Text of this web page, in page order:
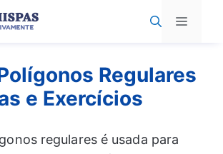
Menu
Regulares
e Exercícios
regulares é usada para